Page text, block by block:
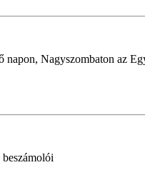
napon, Nagyszombaton az